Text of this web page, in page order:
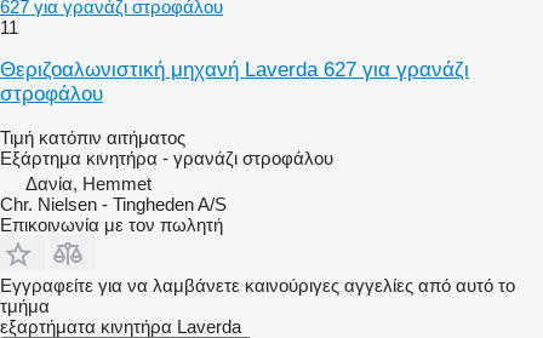
627 για γρανάζι στροφάλου
11
Θεριζοαλωνιστική μηχανή Laverda 627 για γρανάζι
στροφάλου
Τιμή κατόπιν αιτήματος
Εξάρτημα κινητήρα - γρανάζι στροφάλου
Δανία, Hemmet
Chr. Nielsen - Tingheden A/S
Επικοινωνία με τον πωλητή
Εγγραφείτε για να λαμβάνετε καινούριγες αγγελίες από αυτό το
τμήμα
εξαρτήματα κινητήρα Laverda